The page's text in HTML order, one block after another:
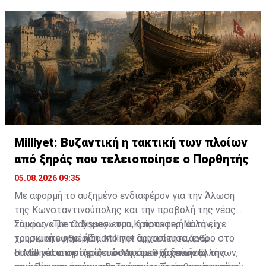
ταξιδιωτικές τάσεις».
Milliyet: Βυζαντική η τακτική των πλοίων
από ξηράς που τελειοποίησε ο Πορθητής
05.08.2026 09:35
Με αφορμή το αυξημένο ενδιαφέρον για την Άλωση
της Κωνσταντινούπολης και την προβολή της νέας
ταινίας «The Odyssey» του Κρίστοφερ Νόλαν, η
τουρκική εφημερίδα Milliyet δημοσίευσε άρθρο στο
οποίο υποστηρίζει ότι ο Μωάμεθ Β΄ δεν ήταν ο
Σύμφωνα με το δημοσίευμα, η πρακτική αυτή είχε
χρησιμοποιηθεί ήδη από την αρχαιότητα, ενώ
συναντάται σε περιπτώσεις των αρχαίων Ελλήνων,
Η Milliyet υποστηρίζει ότι η επιτυχία εκείνης της